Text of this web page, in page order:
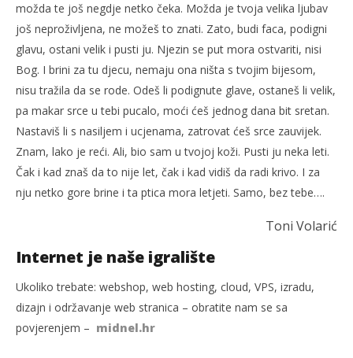
možda te još negdje netko čeka. Možda je tvoja velika ljubav
još neproživljena, ne možeš to znati. Zato, budi faca, podigni
glavu, ostani velik i pusti ju. Njezin se put mora ostvariti, nisi
Bog. I brini za tu djecu, nemaju ona ništa s tvojim bijesom,
nisu tražila da se rode. Odeš li podignute glave, ostaneš li velik,
pa makar srce u tebi pucalo, moći ćeš jednog dana bit sretan.
Nastaviš li s nasiljem i ucjenama, zatrovat ćeš srce zauvijek.
Znam, lako je reći. Ali, bio sam u tvojoj koži. Pusti ju neka leti.
Čak i kad znaš da to nije let, čak i kad vidiš da radi krivo. I za
nju netko gore brine i ta ptica mora letjeti. Samo, bez tebe….
Toni Volarić
Internet je naše igralište
Ukoliko trebate: webshop, web hosting, cloud, VPS, izradu,
dizajn i održavanje web stranica – obratite nam se sa
povjerenjem – midnel.hr